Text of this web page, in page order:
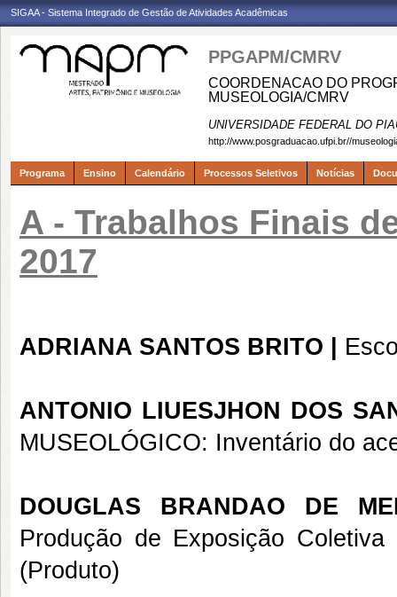
SIGAA - Sistema Integrado de Gestão de Atividades Acadêmicas
PPGAPM/CMRV
COORDENACAO DO
MUSEOLOGIA/CMRV
UNIVERSIDADE FEDERAL DO
http://www.posgraduacao.ufpi.br//
Programa Ensino Calendário Processos Seletivos Notícias
A - Trabalhos Finais
2017
ADRIANA SANTOS BRITO |
ANTONIO LIUESJHON DOS
MUSEOLÓGICO: Inventário do
DOUGLAS BRANDAO DE
Produção de Exposição Coletiva
(Produto)